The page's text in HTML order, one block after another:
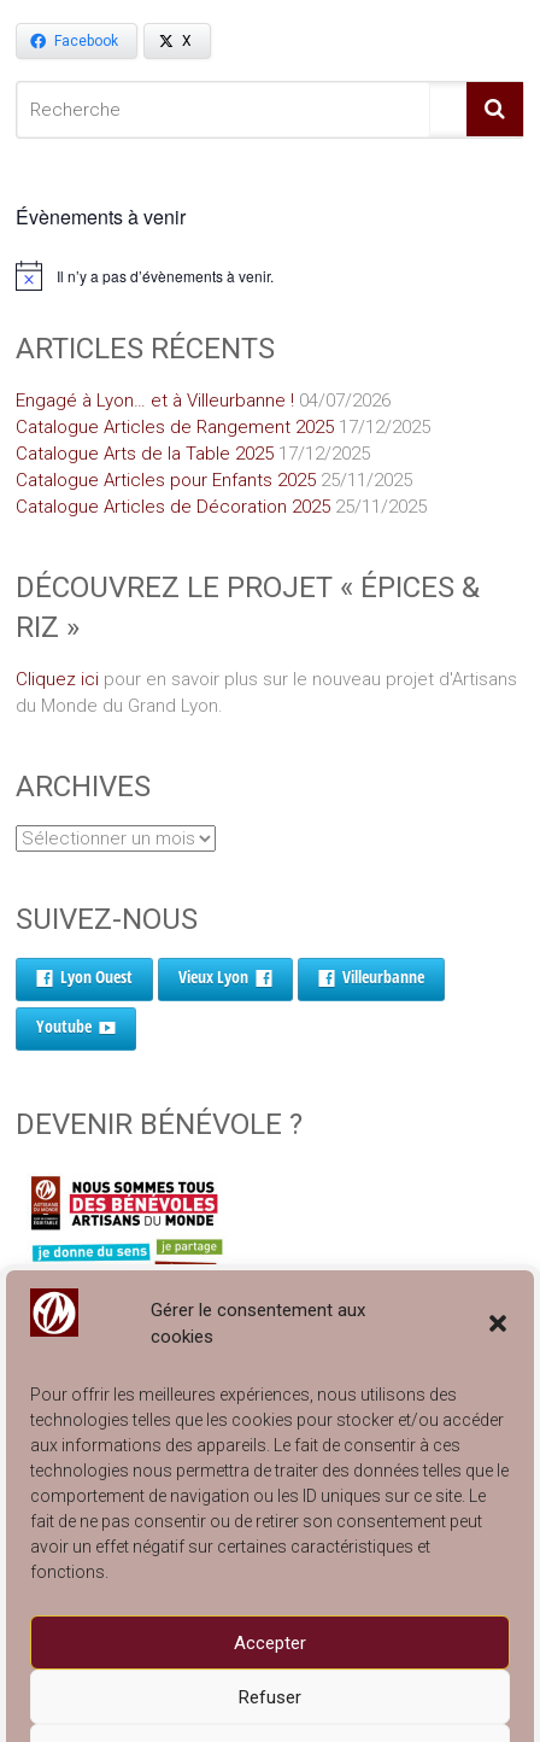
Gérer le consentement aux
cookies
Pour offrir les meilleures expériences, nous utilisons des
technologies telles que les cookies pour stocker et/ou accéder
aux informations des appareils. Le fait de consentir à ces
technologies nous permettra de traiter des données telles que le
comportement de navigation ou les ID uniques sur ce site. Le
fait de ne pas consentir ou de retirer son consentement peut
avoir un effet négatif sur certaines caractéristiques et
fonctions.
Accepter
Refuser
Facebook X
Évènements à venir
Notice Il n’y a pas d’évènements à venir.
ARTICLES RÉCENTS
Engagé à Lyon… et à Villeurbanne ! 04/07/2026
Catalogue Articles de Rangement 2025 17/12/2025
Catalogue Arts de la Table 2025 17/12/2025
Catalogue Articles pour Enfants 2025 25/11/2025
Catalogue Articles de Décoration 2025 25/11/2025
DÉCOUVREZ LE PROJET « ÉPICES &
RIZ »
Cliquez ici pour en savoir plus sur le nouveau projet d'Artisans
du Monde du Grand Lyon.
ARCHIVES
SUIVEZ-NOUS
Lyon Ouest Vieux Lyon Villeurbanne
Youtube
DEVENIR BÉNÉVOLE ?
Engagé à Lyon… et à Villeurbanne !
Catalogue Articles de Rangement 2025
Catalogue Arts de la Table 2025
Catalogue Articles de Décoration 2025